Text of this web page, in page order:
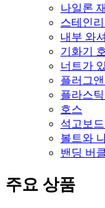
나일론
스테인
내부 와
기화기
너트가
플러그
플라스
호스
석고보
볼트와
밴딩 버
주요 상품